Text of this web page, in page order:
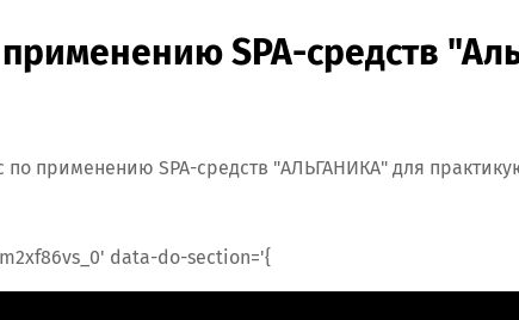
SPA-средств
применению SPA-средств "АЛЬГАНИКА" для